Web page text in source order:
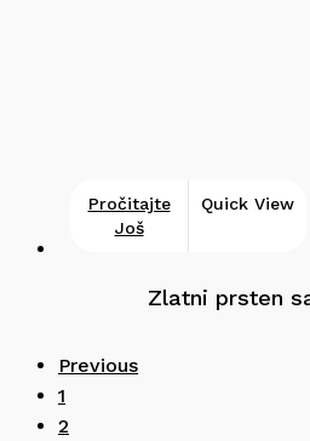
Pročitajte
Još
Quick View
Zlatni prsten
Previous
1
2